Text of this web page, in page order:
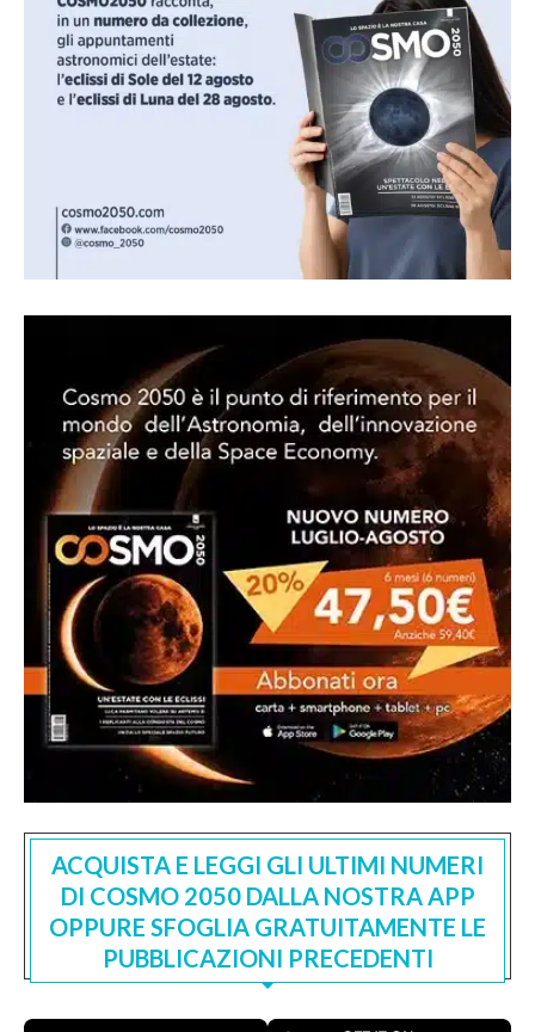
ACQUISTA E LEGGI GLI ULTIMI NUMERI
DI COSMO 2050 DALLA NOSTRA APP
OPPURE SFOGLIA GRATUITAMENTE LE
PUBBLICAZIONI PRECEDENTI